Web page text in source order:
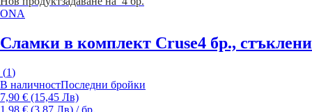
ONA
Сламки в комплект Cruse4 бр., стъклени
(1)
В наличностПоследни бройки
7,90 € (15,45 Лв)